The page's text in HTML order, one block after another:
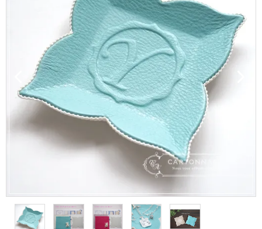
新規会員登録
カルトナージュLeather用
金具・パーツ類
フルキット
道具類